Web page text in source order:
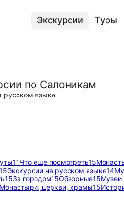
Экскурсии Туры
по Салоникам
русском языке
11Что ещё посмотреть15
15Экскурсии на русском языке14
15За городом15Обзорные15Музеи
Монастыри, церкви, храмы15